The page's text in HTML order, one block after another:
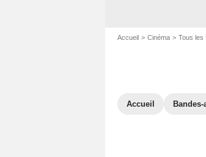
Accueil Cinéma Tous les
Accueil